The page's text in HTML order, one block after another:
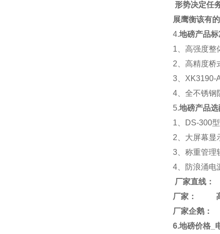
形势决定任
展鹰衡该有
4.地磅产品
1、高强度整
2、高精度桥
3、XK3190-
4、全不锈钢
5.地磅产品
1、DS-300
2、大屏幕显
3、称重管理
4、防浪涌电
厂家直线：
厂家：
厂家企鹅
6.地磅价格_